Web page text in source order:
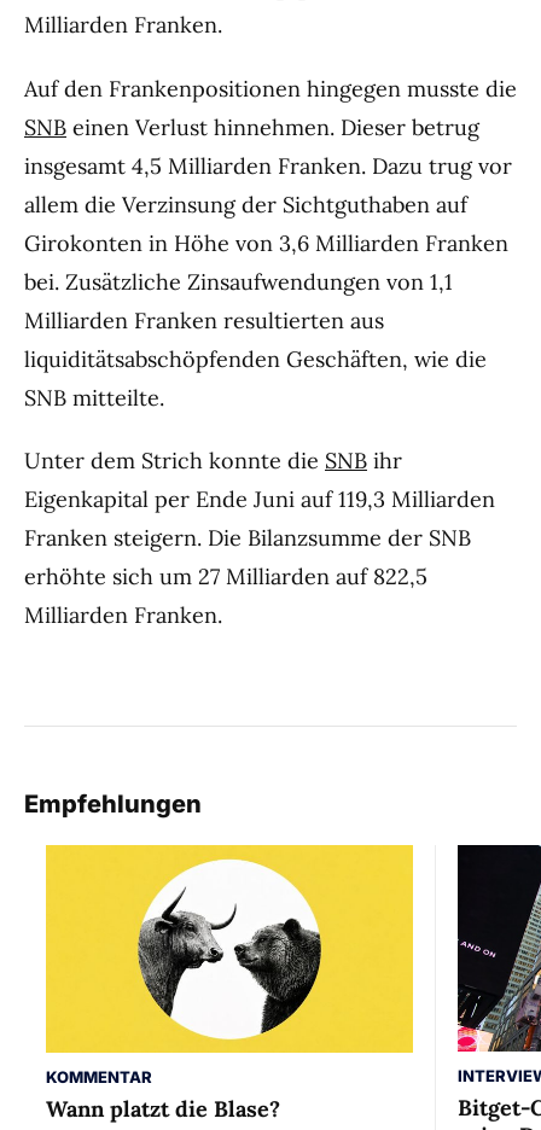
Milliarden Franken.
Auf den Frankenpositionen hingegen musste die
SNB einen Verlust hinnehmen. Dieser betrug
insgesamt 4,5 Milliarden Franken. Dazu trug vor
allem die Verzinsung der Sichtguthaben auf
Girokonten in Höhe von 3,6 Milliarden Franken
bei. Zusätzliche Zinsaufwendungen von 1,1
Milliarden Franken resultierten aus
liquiditätsabschöpfenden Geschäften, wie die
SNB mitteilte.
Unter dem Strich konnte die SNB ihr
Eigenkapital per Ende Juni auf 119,3 Milliarden
Franken steigern. Die Bilanzsumme der SNB
erhöhte sich um 27 Milliarden auf 822,5
Milliarden Franken.
Empfehlungen
KOMMENTAR
Wann platzt die Blase?
Bitget-